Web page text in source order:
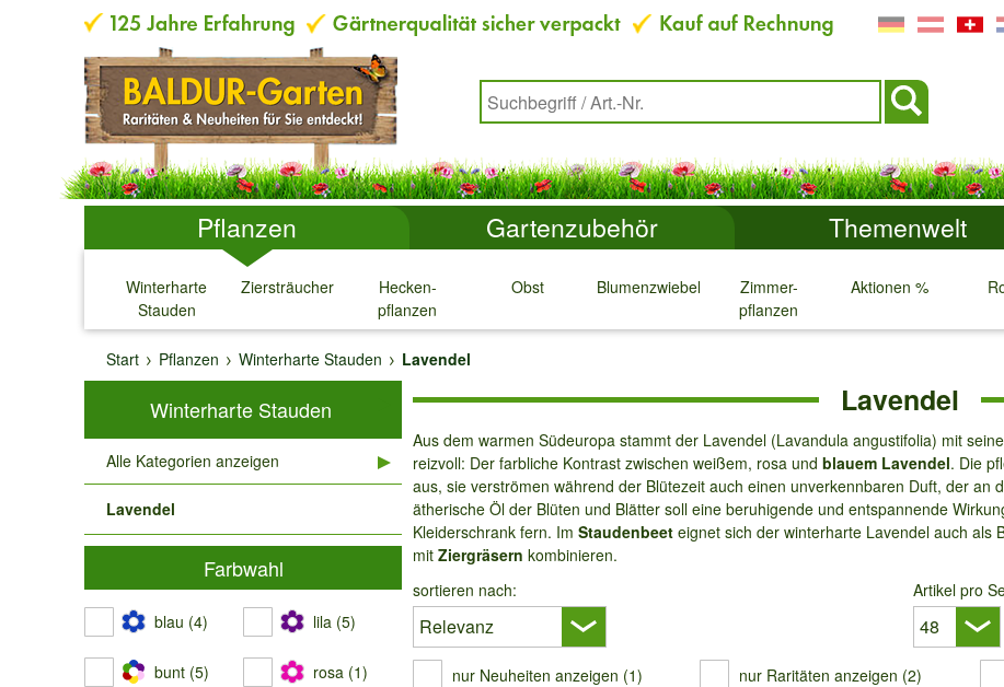
Pflanzen Gartenzubehör Themenwelt
Winterharte
Stauden
↓
Ziersträucher
↓
Hecken-
pflanzen
↓
Obst
↓
Blumenzwiebeln
↓
Zimmer-
pflanzen
↓
Aktionen %
↓ ↓
Start
Pflanzen Winterharte Stauden Lavendel
Lavendel
Aus dem warmen Südeuropa stammt der Lavendel (Lavandula angustifolia) mit
reizvoll: Der farbliche Kontrast zwischen weißem, rosa und blauem Lavendel. Die
aus, sie verströmen während der Blütezeit auch einen unverkennbaren Duft, der
ätherische Öl der Blüten und Blätter soll eine beruhigende und entspannende
Kleiderschrank fern. Im Staudenbeet eignet sich der winterharte Lavendel auch als
mit Ziergräsern kombinieren.
sortieren nach:
Artikel pro
nur Neuheiten anzeigen (1) nur Raritäten anzeigen (2)
Winterharte Stauden
Alle Kategorien anzeigen
Lavendel
Farbwahl
blau (4) lila (5)
bunt (5) rosa (1)